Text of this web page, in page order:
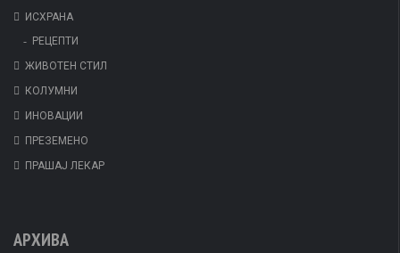
ИСХРАНА
РЕЦЕПТИ
ЖИВОТЕН СТИЛ
КОЛУМНИ
ИНОВАЦИИ
ПРЕЗЕМЕНО
ПРАШАЈ ЛЕКАР
АРХИВА